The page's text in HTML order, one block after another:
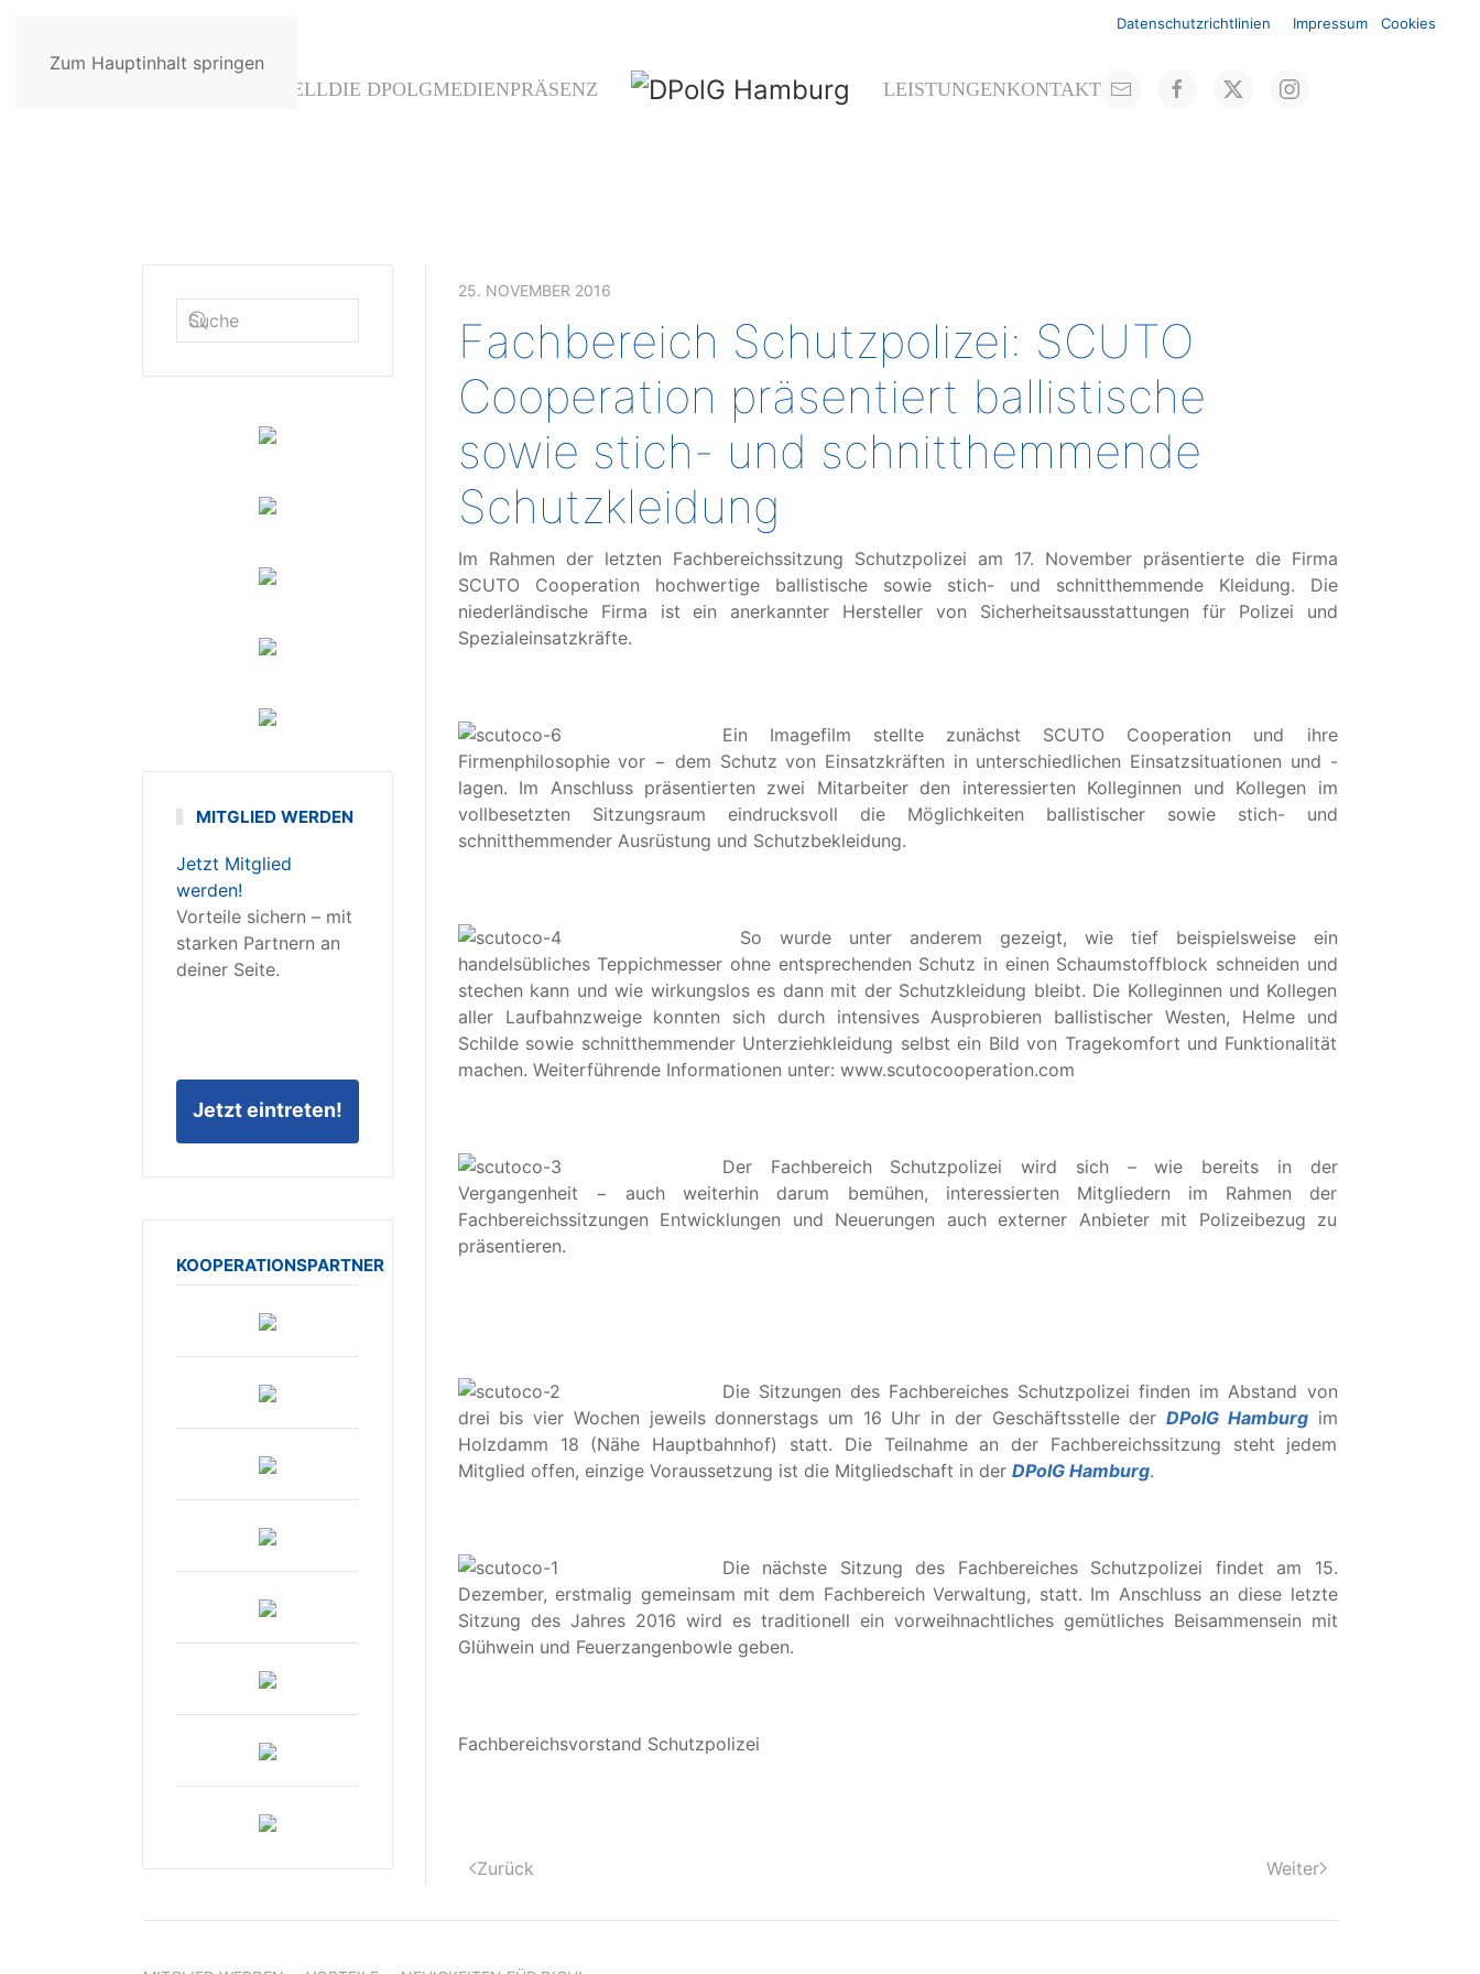
Zum Hauptinhalt springen
Datenschutzrichtlinien Impressum Cookies
AKTUELLDIE DPOLGMEDIENPRÄSENZ LEISTUNGENKONTAKT
25. NOVEMBER 2016
Fachbereich Schutzpolizei: SCUTO
Cooperation präsentiert ballistische
sowie stich- und schnitthemmende
Schutzkleidung
Im Rahmen der letzten Fachbereichssitzung Schutzpolizei am 17. November präsentierte die Firma
SCUTO Cooperation hochwertige ballistische sowie stich- und schnitthemmende Kleidung. Die
niederländische Firma ist ein anerkannter Hersteller von Sicherheitsausstattungen für Polizei und
Spezialeinsatzkräfte.
Ein Imagefilm stellte zunächst SCUTO Cooperation und ihre
Firmenphilosophie vor − dem Schutz von Einsatzkräften in unterschiedlichen Einsatzsituationen und -
lagen. Im Anschluss präsentierten zwei Mitarbeiter den interessierten Kolleginnen und Kollegen im
vollbesetzten Sitzungsraum eindrucksvoll die Möglichkeiten ballistischer sowie stich- und
schnitthemmender Ausrüstung und Schutzbekleidung.
So wurde unter anderem gezeigt, wie tief beispielsweise ein
handelsübliches Teppichmesser ohne entsprechenden Schutz in einen Schaumstoffblock schneiden und
stechen kann und wie wirkungslos es dann mit der Schutzkleidung bleibt. Die Kolleginnen und Kollegen
aller Laufbahnzweige konnten sich durch intensives Ausprobieren ballistischer Westen, Helme und
Schilde sowie schnitthemmender Unterziehkleidung selbst ein Bild von Tragekomfort und Funktionalität
machen. Weiterführende Informationen unter: www.scutocooperation.com
Der Fachbereich Schutzpolizei wird sich – wie bereits in der
Vergangenheit − auch weiterhin darum bemühen, interessierten Mitgliedern im Rahmen der
Fachbereichssitzungen Entwicklungen und Neuerungen auch externer Anbieter mit Polizeibezug zu
präsentieren.
Die Sitzungen des Fachbereiches Schutzpolizei finden im Abstand von
drei bis vier Wochen jeweils donnerstags um 16 Uhr in der Geschäftsstelle derDPolG Hamburgim
Holzdamm 18 (Nähe Hauptbahnhof) statt. Die Teilnahme an der Fachbereichssitzung steht jedem
Mitglied offen, einzige Voraussetzung ist die Mitgliedschaft in der DPolG Hamburg.
Die nächste Sitzung des Fachbereiches Schutzpolizei findet am 15.
Dezember, erstmalig gemeinsam mit dem Fachbereich Verwaltung, statt. Im Anschluss an diese letzte
Sitzung des Jahres 2016 wird es traditionell ein vorweihnachtliches gemütliches Beisammensein mit
Glühwein und Feuerzangenbowle geben.
Fachbereichsvorstand Schutzpolizei
Zurück Weiter
MITGLIED WERDEN
Jetzt Mitglied
werden!
Vorteile sichern – mit
starken Partnern an
deiner Seite.
Jetzt eintreten!
KOOPERATIONSPARTNER